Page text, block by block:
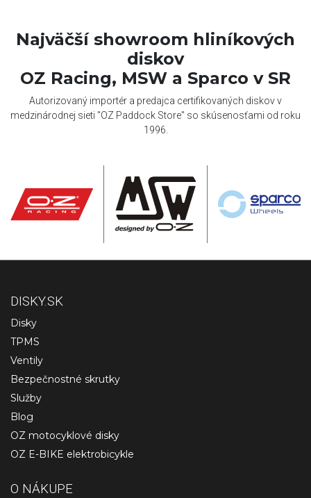
Najväčší showroom hliníkových
diskov
OZ Racing, MSW a Sparco v SR
Autorizovaný importér a predajca certifikovaných diskov v
medzinárodnej sieti "OZ Paddock Store" so skúsenosťami od roku
1996.
DISKY.SK
Disky
TPMS
Ventily
Bezpečnostné skrutky
Služby
Blog
OZ motocyklové disky
OZ E-BIKE elektrobicykle
O NÁKUPE